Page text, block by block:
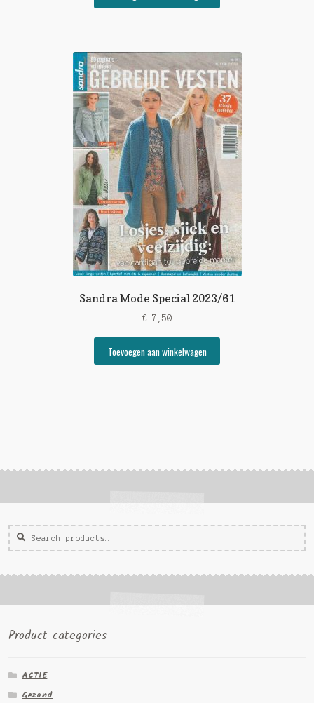
Sandra Mode Special 2023/61
€ 7,50
Toevoegen aan winkelwagen
Zoeken
voor:
Zoek
Product categories
ACTIE
Gezond